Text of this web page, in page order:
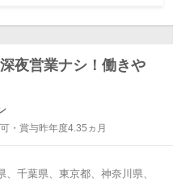
夜営業ナシ！働きや
・賞与昨年度4.35ヵ月
千葉県、東京都、神奈川県、